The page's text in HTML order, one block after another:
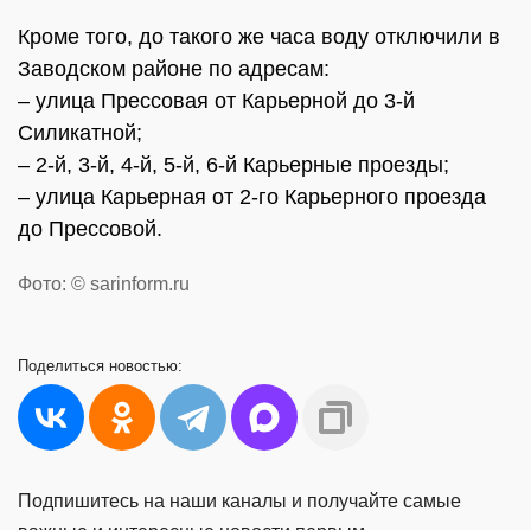
Кроме того, до такого же часа воду отключили в
Заводском районе по адресам:
– улица Прессовая от Карьерной до 3-й
Силикатной;
– 2-й, 3-й, 4-й, 5-й, 6-й Карьерные проезды;
– улица Карьерная от 2-го Карьерного проезда
до Прессовой.
Фото: © sarinform.ru
Поделиться новостью:
Подпишитесь на наши каналы и получайте самые